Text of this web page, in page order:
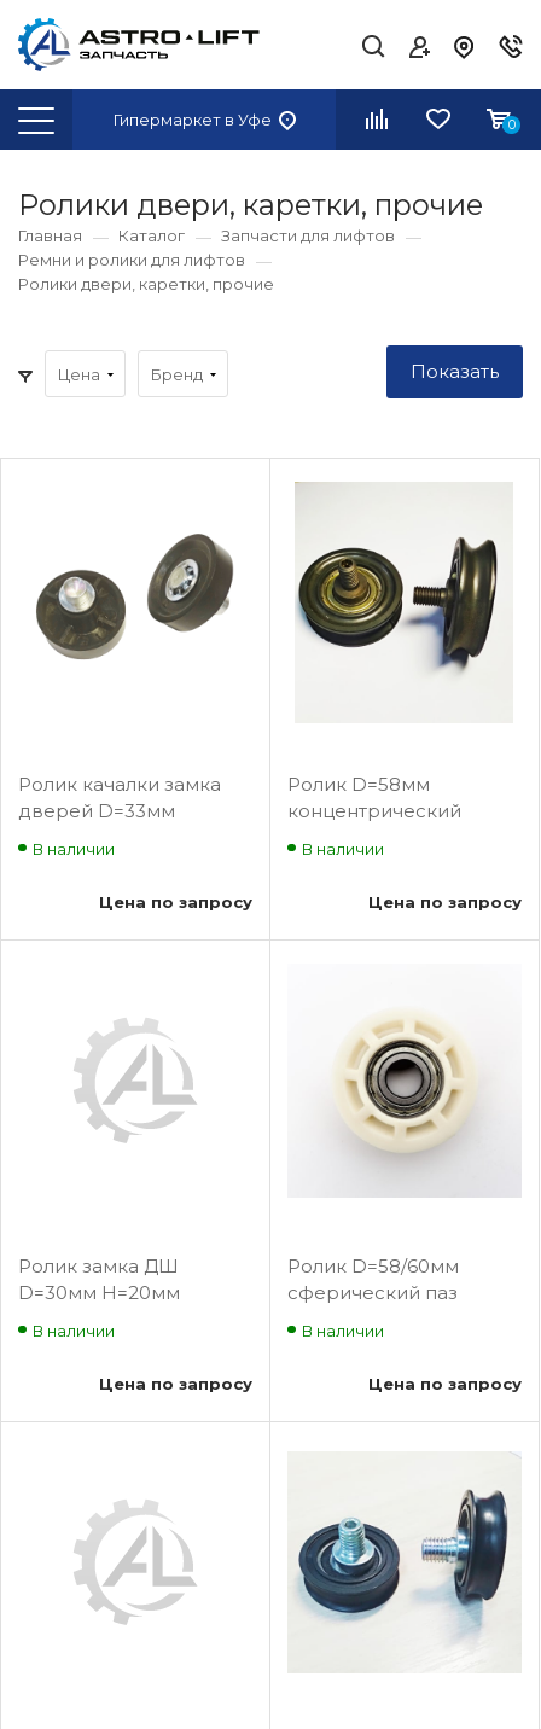
Гипермаркетв Уфе 0
Ролики двери, каретки, прочие
Главная Каталог
Запчасти для лифтов
Ремни и ролики для лифтов
Ролики двери, каретки, прочие
Цена Бренд
Ролик качалки замка
дверей D=33мм
В наличии
Цена по запросу
Ролик D=58мм
концентрический
В наличии
Цена по запросу
Ролик замка ДШ
D=30мм H=20мм
В наличии
Цена по запросу
Ролик D=58/60мм
сферический паз
В наличии
Цена по запросу